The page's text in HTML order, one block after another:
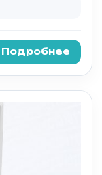
Подробнее